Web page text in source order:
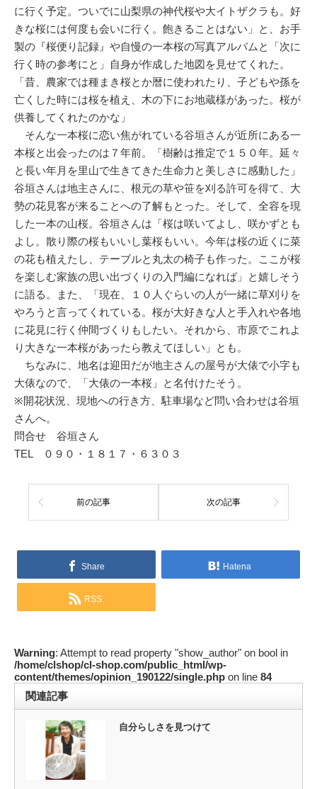
に行く予定。ついでに山梨県の神代桜や大イトザクラも。好
きな桜には何度も会いに行く。飽きることはない」と、お手
製の『桜便り記録』や自慢の一本桜の写真アルバムと「次に
行く時の参考にと」自身が作成した地図を見せてくれた。
「昔、農家では種まき桜とか暦に使われたり、子どもや孫を
亡くした時には桜を植え、木の下にお地蔵様があった。桜が
供養してくれたのかな」
そんな一本桜に恋い焦がれている谷垣さんが近所にある一
本桜と出会ったのは７年前。「樹齢は推定で１５０年。延々
と長い年月を里山で生きてきた生命力と美しさに感動した」
谷垣さんは地主さんに、根元の草や笹を刈る許可を得て、大
勢の花見客が来ることへの了解もとった。そして、全容を現
した一本の山桜。谷垣さんは「桜は咲いてよし、咲かずとも
よし。散り際の桜もいいし葉桜もいい。今年は桜の近くに菜
の花も植えたし、テーブルと丸太の椅子も作った。ここが桜
を楽しむ家族の思い出づくりの入門編になれば」と嬉しそう
に語る。また、「現在、１０人ぐらいの人が一緒に草刈りを
やろうと言ってくれている。桜が大好きな人と手入れや各地
に花見に行く仲間づくりもしたい。それから、市原でこれよ
り大きな一本桜があったら教えてほしい」とも。
ちなみに、地名は迎田だが地主さんの屋号が大俵で小字も
大俵なので、「大俵の一本桜」と名付けたそう。
※開花状況、現地への行き方、駐車場など問い合わせは谷垣
さんへ。
問合せ 谷垣さん
TEL ０９０・１８１７・６３０３
前の記事 次の記事
Share Hatena
RSS
Warning: Attempt to read property "show_author" on bool in
/home/clshop/cl-shop.com/public_html/wp-
content/themes/opinion_190122/single.php on line 84
関連記事
自分らしさを見つけて